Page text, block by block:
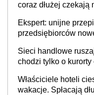
coraz dłużej czekają
Ekspert: unijne
przedsiębiorców
Sieci handlowe
chodzi tylko o
cichu
Właściciele hoteli
wakacje. Spłacają